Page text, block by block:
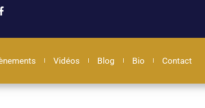
Vidéos Blog Bio Contact